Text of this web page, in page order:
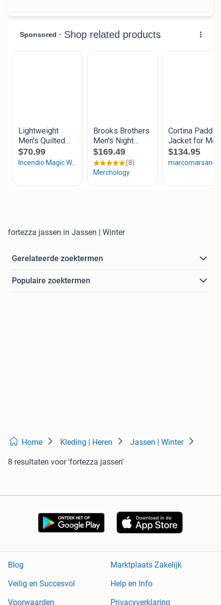
fortezza jassen in Jassen | Winter
Gerelateerde zoektermen
Populaire zoektermen
Home Kleding | Heren Jassen | Winter
8 resultaten voor 'fortezza jassen'
Blog
Marktplaats Zakelijk
Veilig en Succesvol
Help en Info
Voorwaarden
Privacyverklaring